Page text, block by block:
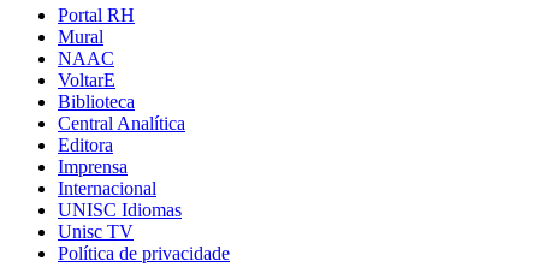
Portal RH
Mural
NAAC
VoltarE
Biblioteca
Central Analítica
Editora
Imprensa
Internacional
UNISC Idiomas
Unisc TV
Política de privacidade